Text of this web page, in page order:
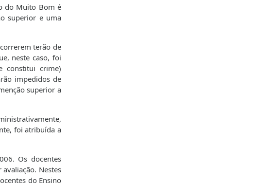
do Muito Bom é
superior e uma
terão de
neste caso, foi
constitui crime)
impedidos de
superior a
foi atribuída a
Os docentes
Nestes
do Ensino